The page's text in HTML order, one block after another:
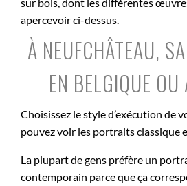
apercevoir ci-dessus.
À NEUFCHÂTEAU,
EN BELGIQUE
Choisissez le style d’exécution de
pouvez voir les portraits classique
La plupart de gens préfère un
contemporain parce que ça